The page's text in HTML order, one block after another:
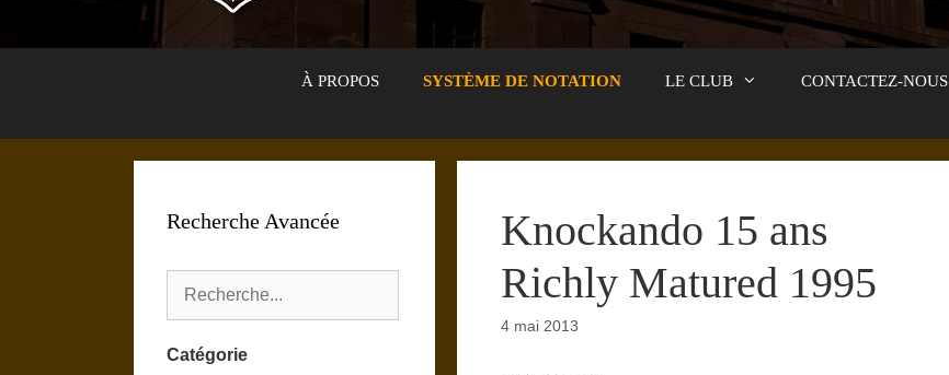
À PROPOS SYSTÈME DE NOTATION LE CLUB CONTACTEZ-NOUS
Knockando 15 ans
Richly Matured 1995
4 mai 2013
Recherche Avancée
Catégorie